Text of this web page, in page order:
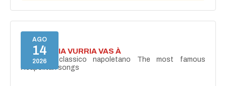
AGO
14
2026
I'TE VURRIA VURRIA VAS À
Concerto classico napoletano The most famous
Neapolitan songs